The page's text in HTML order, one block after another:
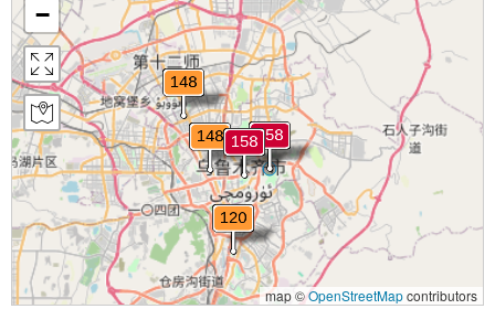
−
map ©OpenStreetMapcontributors